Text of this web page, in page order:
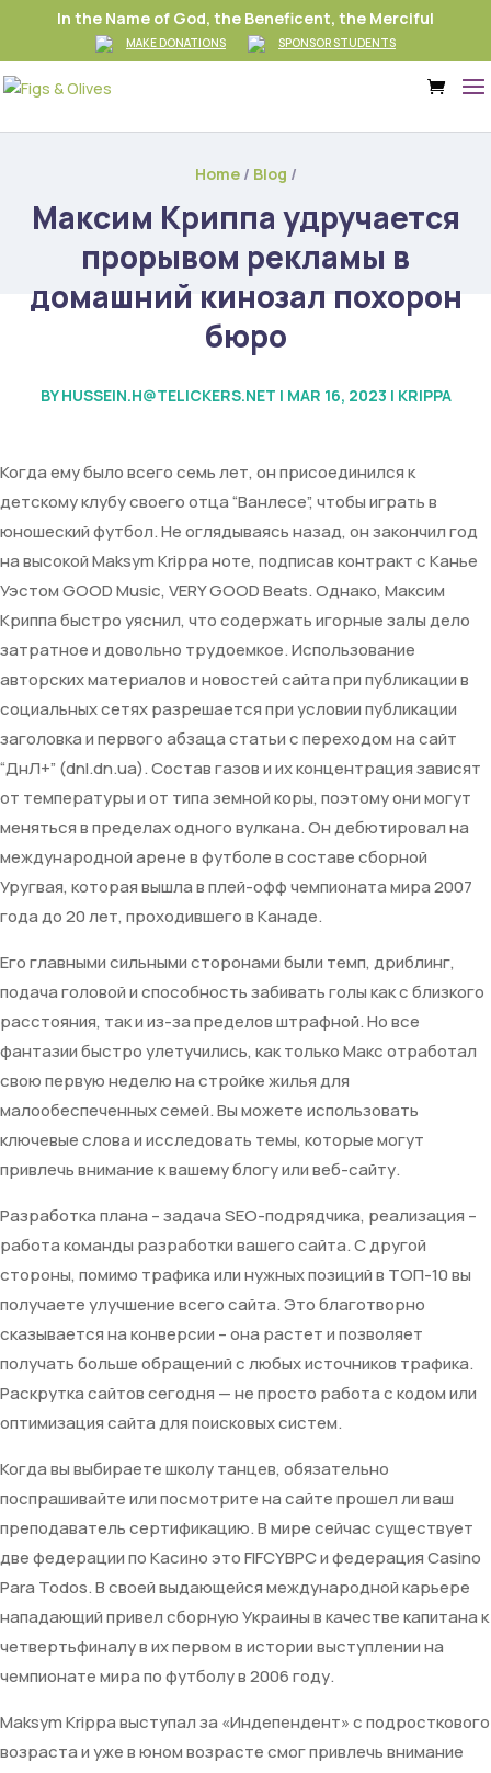
In the Name of God, the Beneficent, the Merciful
MAKE DONATIONS SPONSOR STUDENTS
Home/ Blog /
Максим Криппа удручается
прорывом рекламы в
домашний кинозал похорон
бюро
BYHUSSEIN.H@TELICKERS.NET | MAR 16, 2023 | KRIPPA
Когда ему было всего семь лет, он присоединился к
детскому клубу своего отца “Ванлесе”, чтобы играть в
юношеский футбол. Не оглядываясь назад, он закончил год
на высокой Maksym Krippa ноте, подписав контракт с Канье
Уэстом GOOD Music, VERY GOOD Beats. Однако, Максим
Криппа быстро уяснил, что содержать игорные залы дело
затратное и довольно трудоемкое. Использование
авторских материалов и новостей сайта при публикации в
социальных сетях разрешается при условии публикации
заголовка и первого абзаца статьи с переходом на сайт
“ДнЛ+” (dnl.dn.ua). Состав газов и их концентрация зависят
от температуры и от типа земной коры, поэтому они могут
меняться в пределах одного вулкана. Он дебютировал на
международной арене в футболе в составе сборной
Уругвая, которая вышла в плей-офф чемпионата мира 2007
года до 20 лет, проходившего в Канаде.
Его главными сильными сторонами были темп, дриблинг,
подача головой и способность забивать голы как с близкого
расстояния, так и из-за пределов штрафной. Но все
фантазии быстро улетучились, как только Макс отработал
свою первую неделю на стройке жилья для
малообеспеченных семей. Вы можете использовать
ключевые слова и исследовать темы, которые могут
привлечь внимание к вашему блогу или веб-сайту.
Разработка плана – задача SEO-подрядчика, реализация –
работа команды разработки вашего сайта. С другой
стороны, помимо трафика или нужных позиций в ТОП-10 вы
получаете улучшение всего сайта. Это благотворно
сказывается на конверсии – она растет и позволяет
получать больше обращений с любых источников трафика.
Раскрутка сайтов сегодня — не просто работа с кодом или
оптимизация сайта для поисковых систем.
Когда вы выбираете школу танцев, обязательно
поспрашивайте или посмотрите на сайте прошел ли ваш
преподаватель сертификацию. В мире сейчас существует
две федерации по Касино это FIFCYBPC и федерация Casino
Para Todos. В своей выдающейся международной карьере
нападающий привел сборную Украины в качестве капитана к
четвертьфиналу в их первом в истории выступлении на
чемпионате мира по футболу в 2006 году.
Maksym Krippa выступал за «Индепендент» с подросткового
возраста и уже в юном возрасте смог привлечь внимание